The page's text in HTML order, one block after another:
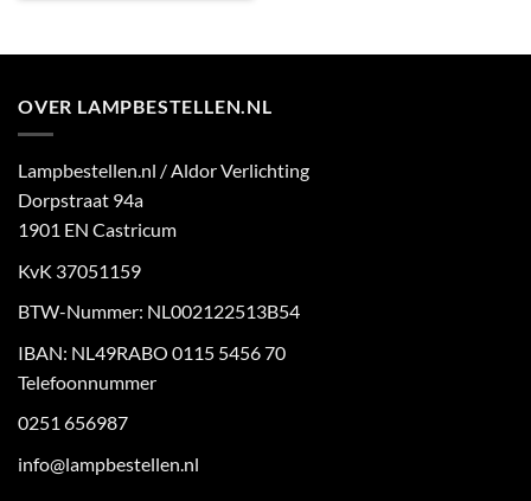
OVER LAMPBESTELLEN.NL
Lampbestellen.nl / Aldor Verlichting
Dorpstraat 94a
1901 EN Castricum
KvK 37051159
BTW-Nummer: NL002122513B54
IBAN: NL49RABO 0115 5456 70
Telefoonnummer
0251 656987
info@lampbestellen.nl